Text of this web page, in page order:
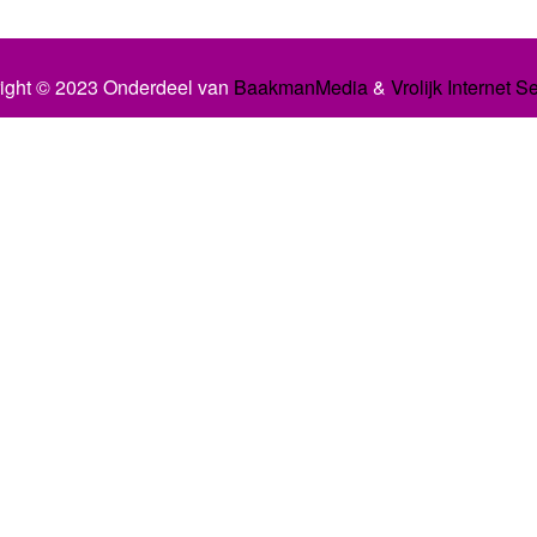
© 2023 Onderdeel van BaakmanMedia& Vrolijk Internet